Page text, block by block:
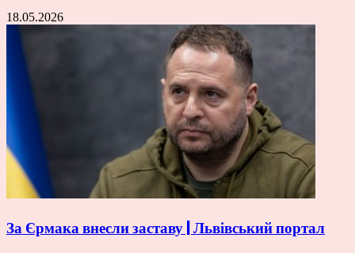
18.05.2026
За Єрмака внесли заставу | Львівський портал